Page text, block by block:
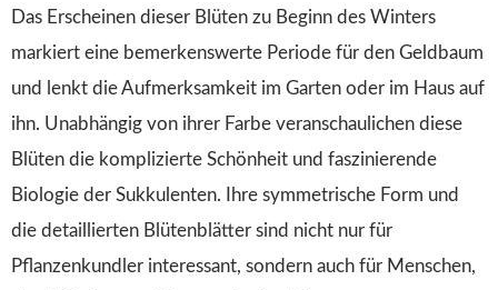
Das Erscheinen dieser Blüten zu Beginn des Winters
markiert eine bemerkenswerte Periode für den Geldbaum
und lenkt die Aufmerksamkeit im Garten oder im Haus auf
ihn. Unabhängig von ihrer Farbe veranschaulichen diese
Blüten die komplizierte Schönheit und faszinierende
Biologie der Sukkulenten. Ihre symmetrische Form und
die detaillierten Blütenblätter sind nicht nur für
Pflanzenkundler interessant, sondern auch für Menschen,